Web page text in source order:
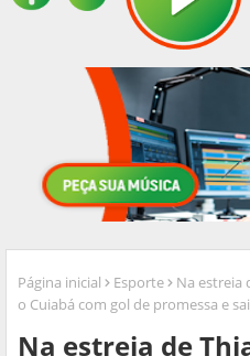
Página inicial Esporte
Na estreia
o Cuiabá com gol de promessa e
Na estreia de